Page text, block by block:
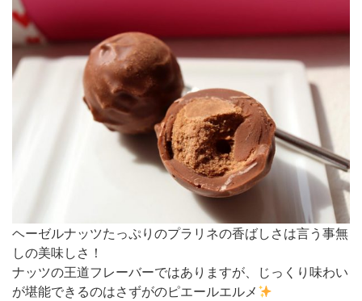
ヘーゼルナッツたっぷりのプラリネの香ばしさは言う事無
しの美味しさ！
ナッツの王道フレーバーではありますが、じっくり味わい
が堪能できるのはさずがのピエールエルメ